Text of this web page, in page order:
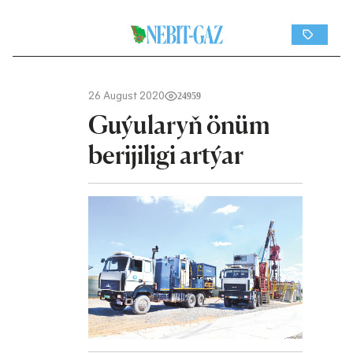
26 August 2020 24959
Guýularyň önüm
berijiligi artýar